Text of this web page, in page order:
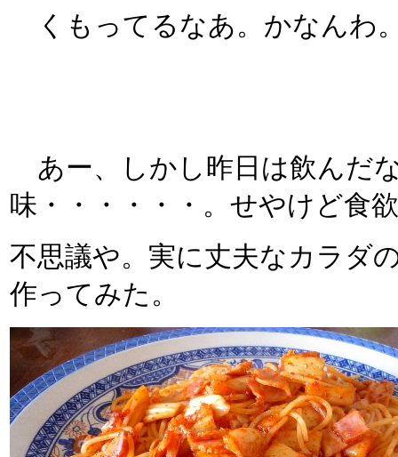
くもってるなあ。かなんわ
あー、しかし昨日は飲んだ
味・・・・・・。せやけど食
不思議や。実に丈夫なカラダ
作ってみた。